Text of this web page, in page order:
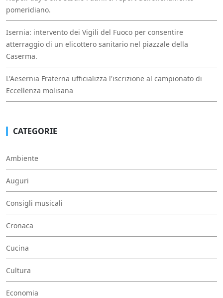
pomeridiano.
Isernia: intervento dei Vigili del Fuoco per consentire
atterraggio di un elicottero sanitario nel piazzale della
Caserma.
L'Aesernia Fraterna ufficializza l'iscrizione al campionato di
Eccellenza molisana
CATEGORIE
Ambiente
Auguri
Consigli musicali
Cronaca
Cucina
Cultura
Economia